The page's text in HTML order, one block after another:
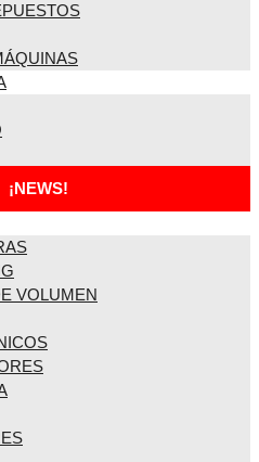
¡NEWS!
VOLUMEN